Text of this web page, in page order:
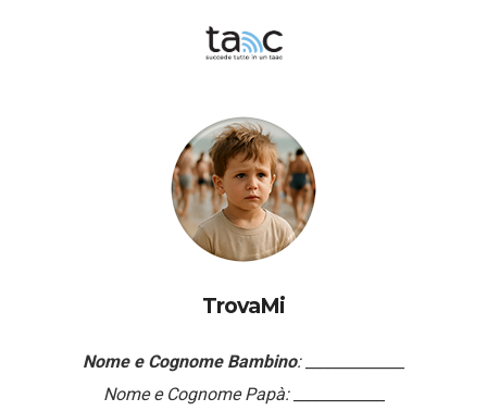
TrovaMi
Nome e Cognome Bambino: _____________
Nome e Cognome Papà: ____________